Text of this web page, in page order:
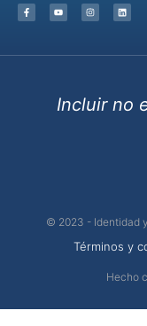
Incluir no
© 2023 - Identidad
Términos y
Hecho